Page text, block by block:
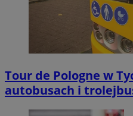
Tour de Pologne w
autobusach i